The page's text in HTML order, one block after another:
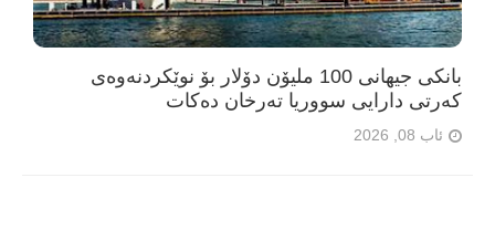
بانکی جیهانی 100 ملیۆن دۆلار بۆ نوێکردنەوەی
کەرتی دارایی سووریا تەرخان دەکات
ئاب 08, 2026